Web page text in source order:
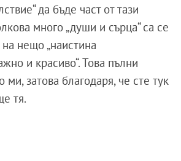
да бъде част от тази
много „души и сърца“ са се
нещо „наистина
и красиво“. Това пълни
ми, затова благодаря, че сте тук
тя.